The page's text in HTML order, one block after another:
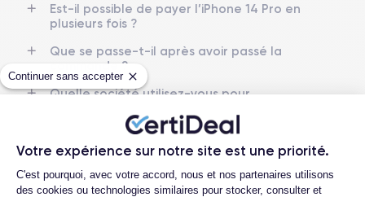
Continuer sans accepter
Votre expérience sur notre site est une priorité.
Plateforme de Gestion du
C'est pourquoi, avec votre accord, nous et nos partenaires utilisons
des cookies ou technologies similaires pour stocker, consulter et
Nom GPU
GPU 5-core
Fréq. processeur
Caméra Principale
48 Mpx
Recharge rapide
Oui, 20W
3200 mAh eSIM
Est-il possible de payer l’iPhone 14 Pro en
plusieurs fois ?
Que se passe-t-il après avoir passé la
commande ?
Quelle société utilisez-vous pour
Quels sont les délais de livraison ?
Que se passe-t-il si je change d'avis
après avoir acheté/reçu le produit ?